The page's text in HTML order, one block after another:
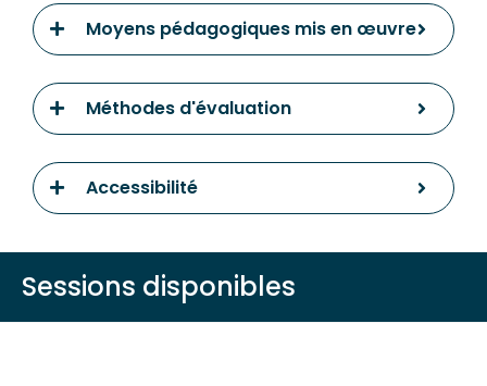
Moyens pédagogiques mis en œuvre
Méthodes d'évaluation
Accessibilité
Sessions disponibles